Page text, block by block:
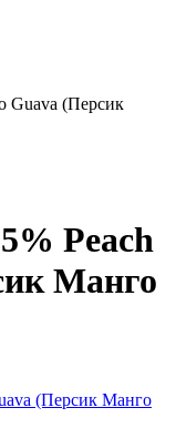
Guava (Персик
Peach
Манго